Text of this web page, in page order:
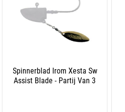
Spinnerblad Irom Xesta Sw
Assist Blade - Partij Van 3